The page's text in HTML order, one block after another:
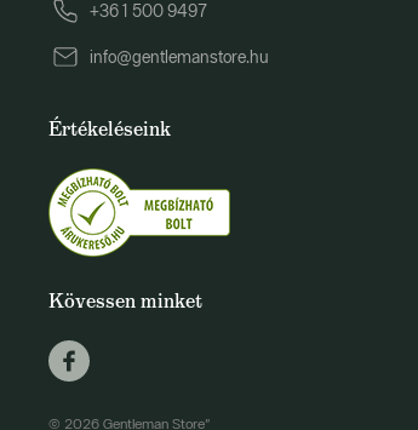
+36 1 500 9497
info@gentlemanstore.hu
Értékeléseink
Kövessen minket
© 2026 Gentleman Store"